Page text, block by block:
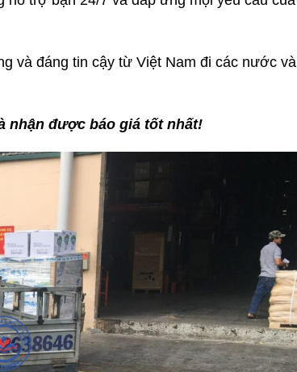
và đáng tin cậy từ Việt Nam đi các nước và
nhận được báo giá tốt nhất!